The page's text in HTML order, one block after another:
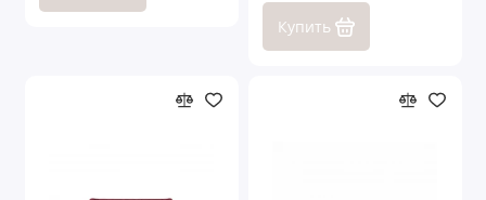
Купить